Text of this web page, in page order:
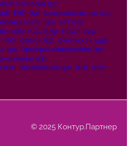
пособий (50)
ЕНП (84) Законодательство (115)
плата (158) ИП (129)
(136) НДС (559) НДФЛ (249)
(66) Отпуск (57) Отчетность (491)
(50) Проверка контрагентов (70)
(58)
(222) Уведомления (50) ФНС (207)
© 2025 Контур.Партнер